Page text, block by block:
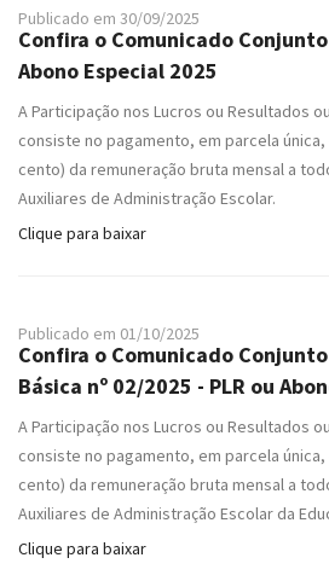
Publicado em 30/09/2025
Confira o Comunicado Conjunto
Abono Especial 2025
A Participação nos Lucros ou Resultados
consiste no pagamento, em parcela
cento) da remuneração bruta mensal a
Auxiliares de Administração Escolar.
Clique para baixar
Publicado em 01/10/2025
Confira o Comunicado
Básica nº 02/2025 - PLR ou
A Participação nos Lucros ou Resultados
consiste no pagamento, em parcela
cento) da remuneração bruta mensal a
Auxiliares de Administração Escolar da
Clique para baixar